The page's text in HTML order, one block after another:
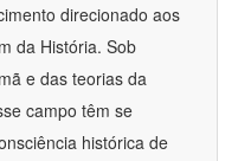
direcionado aos
da História. Sob
e das teorias da
campo têm se
histórica de